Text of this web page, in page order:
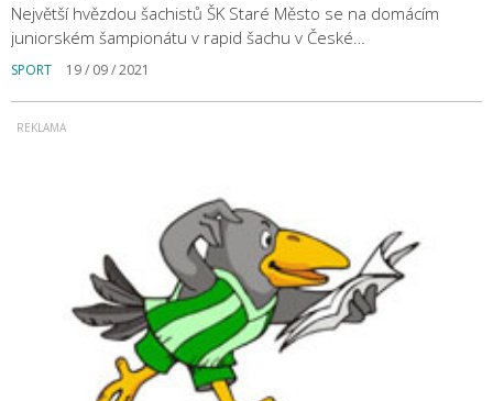
Největší hvězdou šachistů ŠK Staré Město se na domácím
juniorském šampionátu v rapid šachu v České…
SPORT 19 / 09 / 2021